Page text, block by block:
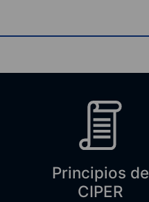
Principios de
CIPER